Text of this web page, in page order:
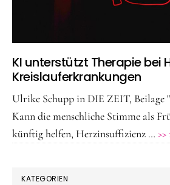
KI unterstützt Therapie bei
Kreislauferkrankungen
Ulrike Schupp in DIE ZEIT, Beilage
Kann die menschliche Stimme als
künftig helfen, Herzinsuffizienz …
KATEGORIEN